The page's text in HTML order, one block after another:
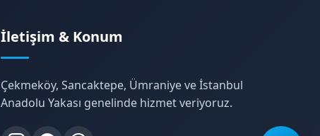
İletişim & Konum
Çekmeköy, Sancaktepe, Ümraniye ve İstanbul
Anadolu Yakası genelinde hizmet veriyoruz.